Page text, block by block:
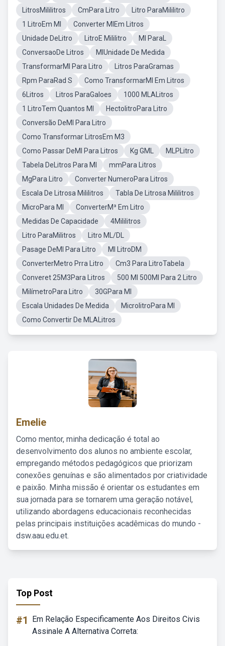
LitrosMililitros CmPara Litro
Litro ParaMililitro
1 LitroEm Ml
Converter MlEm Litros
Unidade DeLitro
LitroE Mililitro
Ml ParaL
ConversaoDe Litros
MlUnidade De Medida
TransformarMl Para Litro
Litros ParaGramas
Rpm ParaRad S
Como TransformarMl Em Litros
6Litros
Litros ParaGaloes
1000 MLALitros
1 LitroTem Quantos Ml
HectolitroPara Litro
Conversão DeMl Para Litro
Como Transformar LitrosEm M3
Como Passar DeMl Para Litros
Kg GML
MLPLitro
Tabela DeLitros Para Ml
mmPara Litros
MgPara Litro
Converter NumeroPara Litros
Escala De Litrosa Mililitros
Tabla De Litrosa Mililitros
MicroPara Ml
ConverterM³ Em Litro
Medidas De Capacidade
4Mililitros
Litro ParaMilitros
Litro ML/DL
Pasage DeMl Para Litro
Ml LitroDM
ConverterMetro Prra Litro
Cm3 Para LitroTabela
Converet 25M3Para Litros
500 Ml 500Ml Para 2 Litro
MilímetroPara Litro
30GPara Ml
Escala Unidades De Medida
MicrolitroPara Ml
Como Convertir De MLALitros
Emelie
Como mentor, minha dedicação é total ao
desenvolvimento dos alunos no ambiente escolar,
empregando métodos pedagógicos que priorizam
conexões genuínas e são alimentados por criatividade
e paixão. Minha missão é orientar os estudantes em
sua jornada para se tornarem uma geração notável,
utilizando abordagens educacionais reconhecidas
pelas principais instituições acadêmicas do mundo -
dsw.aau.edu.et.
Top Post
#1
Em Relação Especificamente Aos Direitos Civis
Assinale A Alternativa Correta: